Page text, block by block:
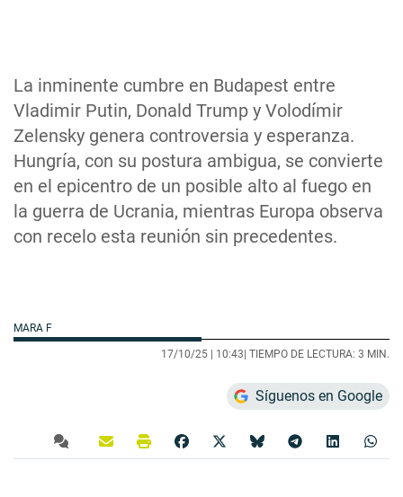
La inminente cumbre en Budapest entre
Vladimir Putin, Donald Trump y Volodímir
Zelensky genera controversia y esperanza.
Hungría, con su postura ambigua, se convierte
en el epicentro de un posible alto al fuego en
la guerra de Ucrania, mientras Europa observa
con recelo esta reunión sin precedentes.
MARA F
17/10/25 | 10:43| TIEMPO DE LECTURA: 3 MIN.
Síguenos en Google